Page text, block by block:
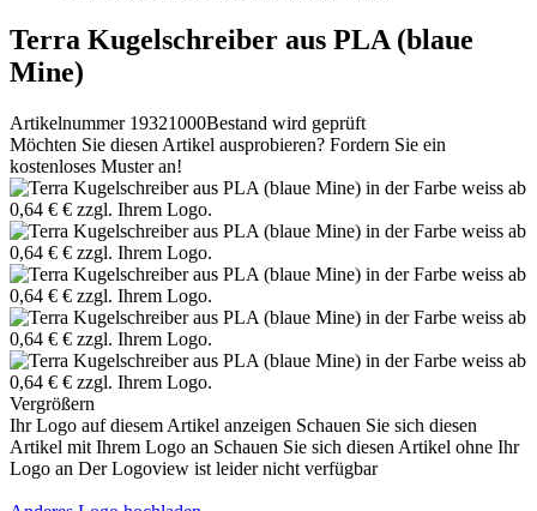
Terra Kugelschreiber aus PLA (blaue
Mine)
Artikelnummer 19321000Bestand wird geprüft
Möchten Sie diesen Artikel ausprobieren? Fordern Sie ein
kostenloses Muster an!
Vergrößern
Ihr Logo auf diesem Artikel anzeigen Schauen Sie sich diesen
Artikel mit Ihrem Logo an Schauen Sie sich diesen Artikel ohne Ihr
Logo an Der Logoview ist leider nicht verfügbar